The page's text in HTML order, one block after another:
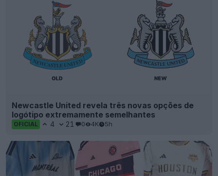
Newcastle United revela três novas opções de
logótipo extremamente semelhantes
OFICIAL 4 21 0 4K 5h